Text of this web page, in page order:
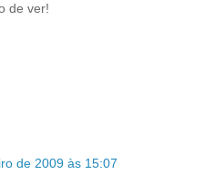
de ver!
de 2009 às 15:07